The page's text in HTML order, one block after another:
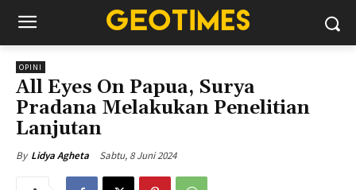
OPINI
All Eyes On Papua, Surya
Pradana Melakukan Penelitian
Lanjutan
By Lidya Agheta Sabtu, 8 Juni 2024